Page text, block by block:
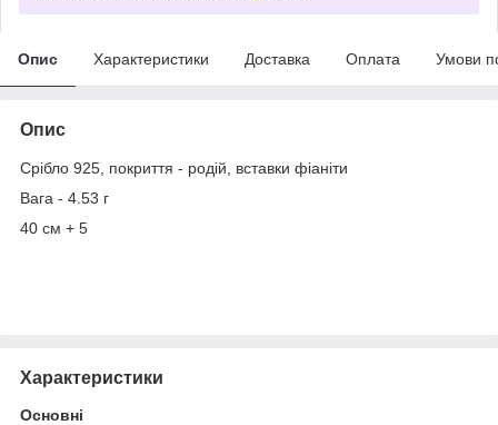
Опис Характеристики Доставка Оплата Умови
Опис
Срібло 925, покриття - родій, вставки фіаніти
Вага - 4.53 г
40 см + 5
Характеристики
Основні